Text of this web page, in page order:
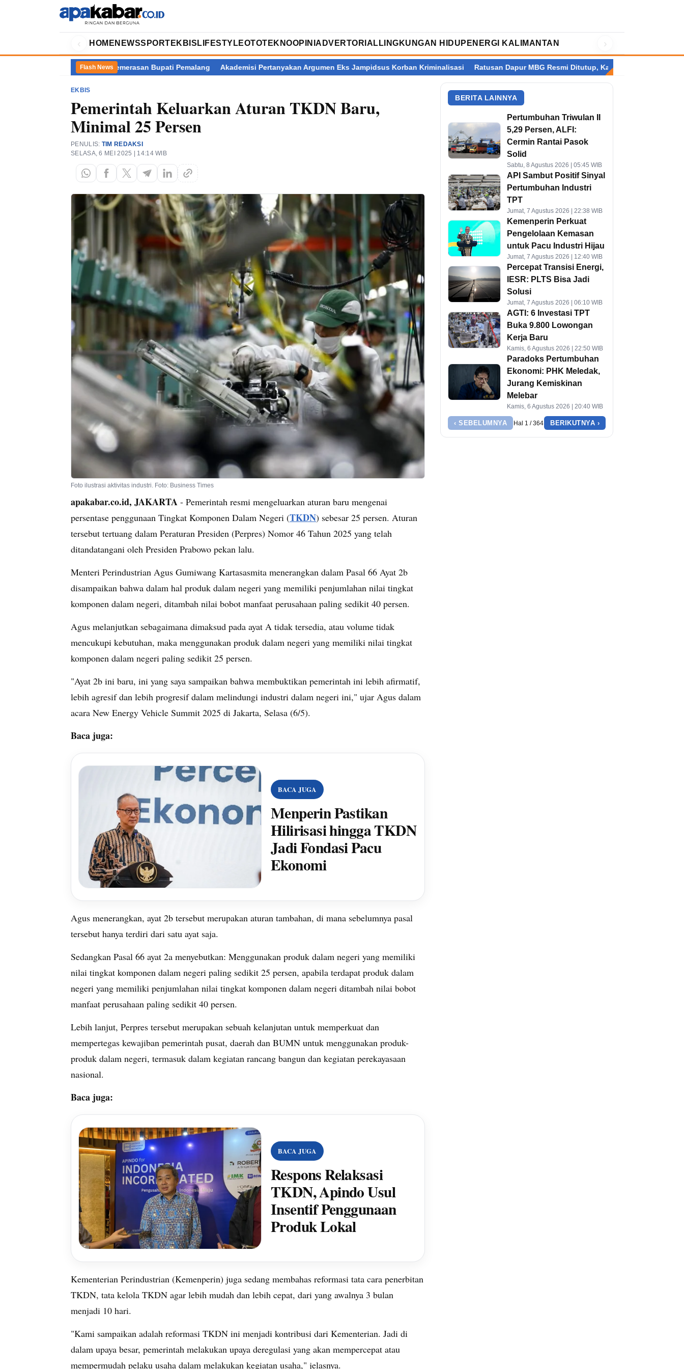
‹ HOME NEWSSPORT EKBIS LIFESTYLEOTOTEKNOOPINI ADVERTORIAL LINGKUNGAN HIDUP ENERGI KALIMANTAN ›
Flash News
Dugaan Pemerasan Bupati Pemalang Akademisi Pertanyakan Argumen Eks Jampidsus Korban Kriminalisasi Ratusan Dapur MBG Resmi Ditutup, Kalimantan Terbanyak
EKBIS
Pemerintah Keluarkan Aturan TKDN Baru,
Minimal 25 Persen
PENULIS: TIM REDAKSI
SELASA, 6 MEI 2025 | 14:14 WIB
Foto ilustrasi aktivitas industri. Foto: Business Times
apakabar.co.id, JAKARTA - Pemerintah resmi mengeluarkan aturan baru mengenai
persentase penggunaan Tingkat Komponen Dalam Negeri (TKDN) sebesar 25 persen. Aturan
tersebut tertuang dalam Peraturan Presiden (Perpres) Nomor 46 Tahun 2025 yang telah
ditandatangani oleh Presiden Prabowo pekan lalu.
Menteri Perindustrian Agus Gumiwang Kartasasmita menerangkan dalam Pasal 66 Ayat 2b
disampaikan bahwa dalam hal produk dalam negeri yang memiliki penjumlahan nilai tingkat
komponen dalam negeri, ditambah nilai bobot manfaat perusahaan paling sedikit 40 persen.
Agus melanjutkan sebagaimana dimaksud pada ayat A tidak tersedia, atau volume tidak
mencukupi kebutuhan, maka menggunakan produk dalam negeri yang memiliki nilai tingkat
komponen dalam negeri paling sedikit 25 persen.
"Ayat 2b ini baru, ini yang saya sampaikan bahwa membuktikan pemerintah ini lebih afirmatif,
lebih agresif dan lebih progresif dalam melindungi industri dalam negeri ini," ujar Agus dalam
acara New Energy Vehicle Summit 2025 di Jakarta, Selasa (6/5).
Baca juga:
BACA JUGA
Menperin Pastikan
Hilirisasi hingga TKDN
Jadi Fondasi Pacu
Ekonomi
Agus menerangkan, ayat 2b tersebut merupakan aturan tambahan, di mana sebelumnya pasal
tersebut hanya terdiri dari satu ayat saja.
Sedangkan Pasal 66 ayat 2a menyebutkan: Menggunakan produk dalam negeri yang memiliki
nilai tingkat komponen dalam negeri paling sedikit 25 persen, apabila terdapat produk dalam
negeri yang memiliki penjumlahan nilai tingkat komponen dalam negeri ditambah nilai bobot
manfaat perusahaan paling sedikit 40 persen.
Lebih lanjut, Perpres tersebut merupakan sebuah kelanjutan untuk memperkuat dan
mempertegas kewajiban pemerintah pusat, daerah dan BUMN untuk menggunakan produk-
produk dalam negeri, termasuk dalam kegiatan rancang bangun dan kegiatan perekayasaan
nasional.
Baca juga:
BACA JUGA
Respons Relaksasi
TKDN, Apindo Usul
Insentif Penggunaan
Produk Lokal
Kementerian Perindustrian (Kemenperin) juga sedang membahas reformasi tata cara penerbitan
TKDN, tata kelola TKDN agar lebih mudah dan lebih cepat, dari yang awalnya 3 bulan
menjadi 10 hari.
"Kami sampaikan adalah reformasi TKDN ini menjadi kontribusi dari Kementerian. Jadi di
dalam upaya besar, pemerintah melakukan upaya deregulasi yang akan mempercepat atau
mempermudah pelaku usaha dalam melakukan kegiatan usaha," jelasnya.
BERITA LAINNYA
Pertumbuhan Triwulan II
5,29 Persen, ALFI:
Cermin Rantai Pasok
Solid
Sabtu, 8 Agustus 2026 | 05:45 WIB
API Sambut Positif Sinyal
Pertumbuhan Industri
TPT
Jumat, 7 Agustus 2026 | 22:38 WIB
Kemenperin Perkuat
Pengelolaan Kemasan
untuk Pacu Industri Hijau
Jumat, 7 Agustus 2026 | 12:40 WIB
Percepat Transisi Energi,
IESR: PLTS Bisa Jadi
Solusi
Jumat, 7 Agustus 2026 | 06:10 WIB
AGTI: 6 Investasi TPT
Buka 9.800 Lowongan
Kerja Baru
Kamis, 6 Agustus 2026 | 22:50 WIB
Paradoks Pertumbuhan
Ekonomi: PHK Meledak,
Jurang Kemiskinan
Melebar
Kamis, 6 Agustus 2026 | 20:40 WIB
‹ SEBELUMNYA Hal 1 / 364 BERIKUTNYA ›